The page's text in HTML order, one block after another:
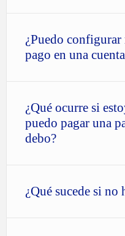
¿Puedo configurar
pago en una
¿Qué ocurre si
puedo pagar una
debo?
¿Qué sucede si no